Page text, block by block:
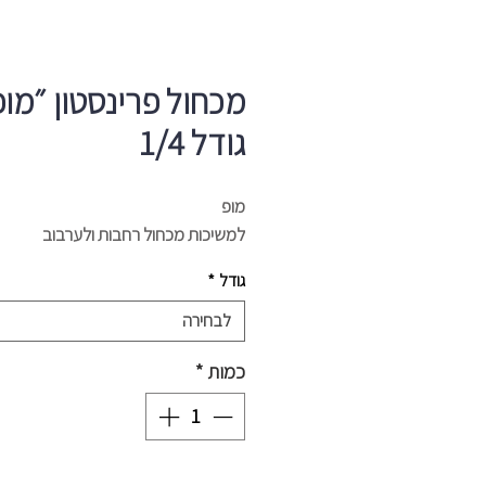
מכחול פרינסטון
גודל 1/4
מופ
למשיכות מכחול רחבות ולערבוב
גודל *
לבחירה
כמות*